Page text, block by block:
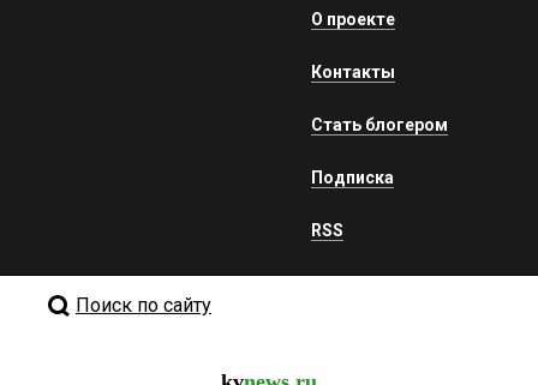
О проекте
Контакты
Стать блогером
Подписка
RSS
Поиск по сайту